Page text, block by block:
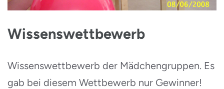
Wissenswettbewerb
Wissenswettbewerb der Mädchengruppen. Es
gab bei diesem Wettbewerb nur Gewinner!